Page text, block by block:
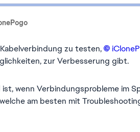
zu testen,
zur Verbesserung gibt.
wenn Verbindungsprobleme im
am besten mit